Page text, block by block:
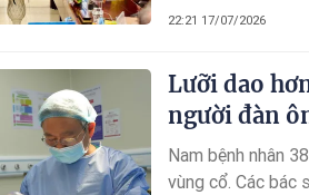
quyết quan hệ
22:21 17/07/2026
Lưỡi dao
người đàn
Nam bệnh nhân
vùng cổ. Các bác